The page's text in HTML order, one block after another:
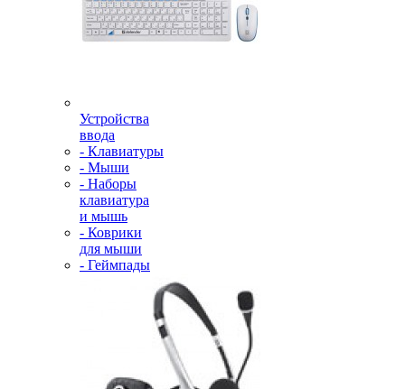
Устройства
ввода
- Клавиатуры
- Мыши
- Наборы
клавиатура
и мышь
- Коврики
для мыши
- Геймпады